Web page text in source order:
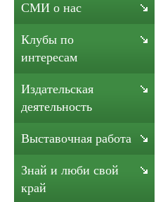
СМИ о нас
Клубы по
интересам
Издательская
деятельность
Выставочная работа
Знай и люби свой
край